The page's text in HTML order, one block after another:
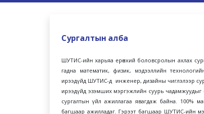
Сургалтын алба
ШУТИС-ийн харьяа ерөнхий боловсролын ахлах
гадна математик, физик, мэдээллийн
ирээдүйд ШУТИС-д инженер, дизайны чиглэлээр
ирээдүйд эзэмших мэргэжлийн суурь чадамжуудыг
сургалтын үйл ажиллагаа явагдаж байна. 100%
багшаар ажилладаг. Гэрээт багшаар ШУТИС-ийн